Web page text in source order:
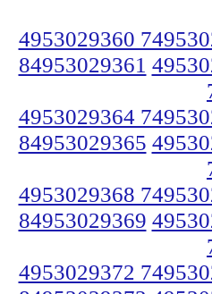
4953029360
84953029361
4953029364
84953029365
4953029368
84953029369
4953029372